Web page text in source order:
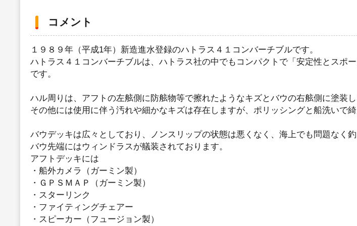
コメント
１９８９年（平成1年）新造進水登録のハトラス４１コンバーチブルです。
ハトラス４１コンバーチブルは、ハトラス社の中でもコンパクトで「安定性とスポ
です。
ハル周りは、アフトの左舷側に防舷物等で擦れたようなキズとバウの右舷側に塗装
その他には使用に伴う汚れや細かなキズは存在しますが、ポリッシングと船洗いで
バウデッキは広々としており、ノンスリップの状態は悪くなく、海上でも問題なく
バウ先端にはウィンドラスが艤装されております。
アフトデッキには
・船外カメラ（ガーミン製）
・ＧＰＳＭＡＰ（ガーミン製）
・スターリンク
・ファイティングチェアー
・スピーカー（フュージョン製）